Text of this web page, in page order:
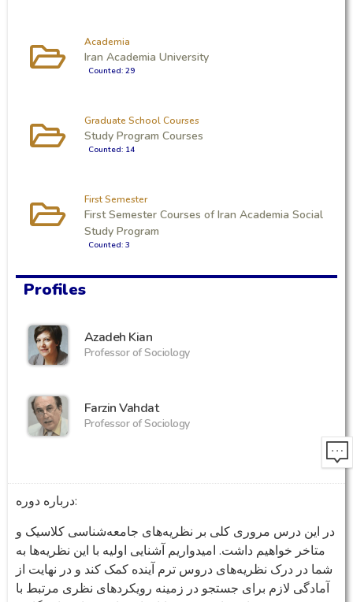
Academia
Iran Academia University
Counted: 29
Graduate School Courses
Study Program Courses
Counted: 14
First Semester
First Semester Courses of Iran Academia Social
Study Program
Counted: 3
Profiles
Azadeh Kian
Professor of Sociology
Farzin Vahdat
Professor of Sociology
درباره دوره:‌
در این درس مروری کلی بر نظریه‌های جامعه‌شناسی کلاسیک و
متاخر خواهیم داشت. امیدواریم آشنایی اولیه با این نظریه‌ها به
شما در درک نظریه‌های دروس ترم آینده کمک کند و در نهایت از
آمادگی لازم برای جستجو در زمینه‌ رویکردهای نظری مرتبط با